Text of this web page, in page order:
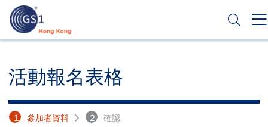
內
Top
Second
Menu
活動報名表格
1 參加者資料 2 確認